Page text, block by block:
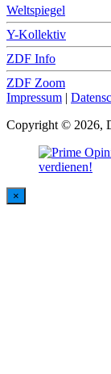
Weltspiegel
Y-Kollektiv
ZDF Info
ZDF Zoom
Impressum |
Copyright © 2026,